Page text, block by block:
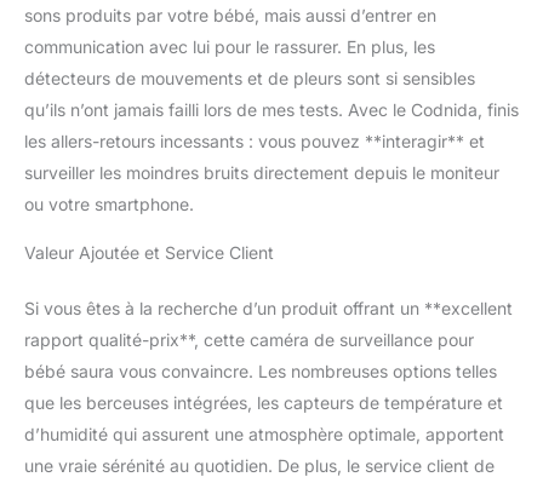
visiophone bébé a une longue portée de
transmission jusqu'à 250 mètres avec un
une grande stabilité.Codnida camera
surveillance bebe prend en charge le
stockage de cartes FAT32 Micro SD avec
une capacité maximale de 256G. Vous
écran LCD et l'application.
et Retour Hassle：Codnida soutien 1 an de
garantie et 30 jours de retour. Si vous avez
babyphone ou tout autre produit Codnida,
rendez-vous sur "Votre compte - Choisissez
votre commande - Posez-nous votre
question".
sons produits par votre bébé, mais aussi d’entrer en
communication avec lui pour le rassurer. En plus, les
détecteurs de mouvements et de pleurs sont si sensibles
qu’ils n’ont jamais failli lors de mes tests. Avec le Codnida, finis
les allers-retours incessants : vous pouvez **interagir** et
surveiller les moindres bruits directement depuis le moniteur
ou votre smartphone.
Valeur Ajoutée et Service Client
Si vous êtes à la recherche d’un produit offrant un **excellent
rapport qualité-prix**, cette caméra de surveillance pour
bébé saura vous convaincre. Les nombreuses options telles
que les berceuses intégrées, les capteurs de température et
d’humidité qui assurent une atmosphère optimale, apportent
une vraie sérénité au quotidien. De plus, le service client de